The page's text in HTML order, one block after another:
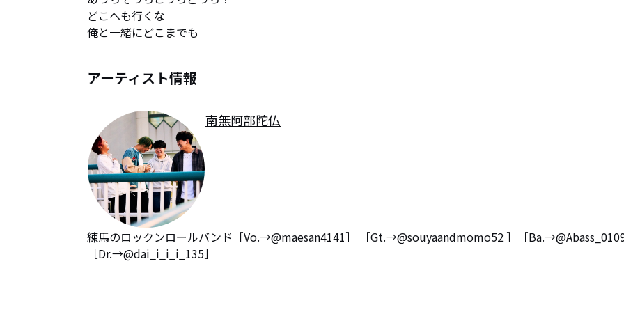
どこへも行くな
俺と一緒にどこまでも
アーティスト情報
南無阿部陀仏
練馬のロックンロールバンド［Vo.→@maesan4141］ ［Gt.→@souyaandmomo52 ］［
［Dr.→@dai_i_i_i_135］